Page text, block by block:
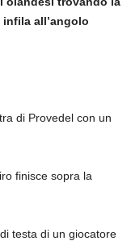
all’angolo
di Provedel con un
finisce sopra la
testa di un giocatore